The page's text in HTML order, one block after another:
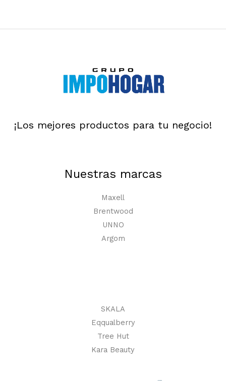
¡Los mejores productos para tu negocio!
Nuestras marcas
Maxell
Brentwood
UNNO
Argom
SKALA
Eqqualberry
Tree Hut
Kara Beauty